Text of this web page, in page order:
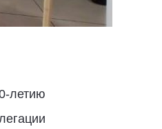
летию